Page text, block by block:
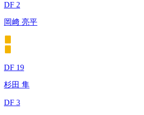
DF 2
岡﨑 亮平
DF 19
杉田 隼
DF 3